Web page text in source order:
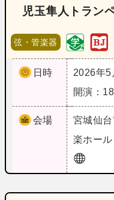
児玉隼人トラン
弦・管楽器
日時
2026年5
開演：
会場 宮城仙
楽ホール